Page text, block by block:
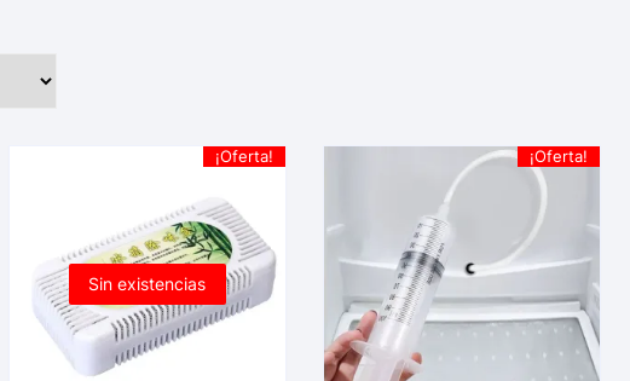
Sin existencias
¡Oferta! ¡Oferta!